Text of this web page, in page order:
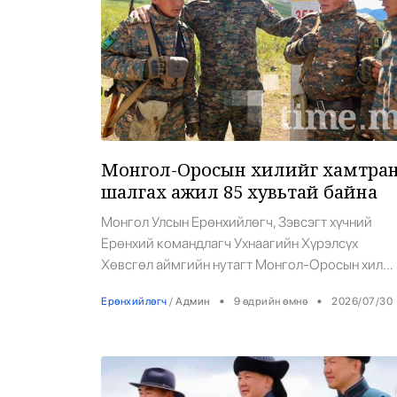
Монгол-Оросын хилийг
шалгах ажил 85 хувьтай байна
Монгол Улсын Ерөнхийлөгч, Зэвсэгт хүчний
Ерөнхий командлагч Ухнаагийн Хүрэлсүх
Хөвсгөл аймгийн нутагт Монгол-Оросын хил
хамтран шалгах хээрийн ажлын хэсгийн ажилтай
улсын хилийн 350 дугаар тэмдгийг шинэчлэн
суурилуулав. Монгол-Оросын 3,543 км хилийг
Ерөнхийлөгч / Админ • 9 өдрийн өмнө • 2026/07/30